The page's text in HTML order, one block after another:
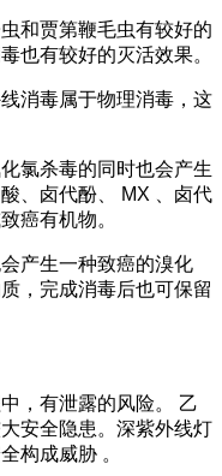
和贾第鞭毛虫有较好的
也有较好的灭活效果。
消毒属于物理消毒，这
氯杀毒的同时也会产生
、卤代酚、 MX 、卤代
癌有机物。
产生一种致癌的溴化
，完成消毒后也可保留
，有泄露的风险。 乙
安全隐患。深紫外线灯
构成威胁 。